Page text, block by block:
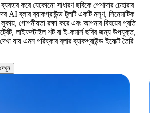
করে যেকোনো সাধারণ ছবিকে পেশাদার চেহারার
AI ব্লার ব্যাকগ্রাউন্ড টুলটি একটি মসৃণ, সিনেমাটিক
লুকায়, গোপনীয়তা রক্ষা করে এবং আপনার বিষয়ের প্রতি
লাইফস্টাইল শট বা ই-কমার্স ছবির জন্য উপযুক্ত,
যায় এমন পরিষ্কার ব্লার ব্যাকগ্রাউন্ড ইফেক্ট তৈরি